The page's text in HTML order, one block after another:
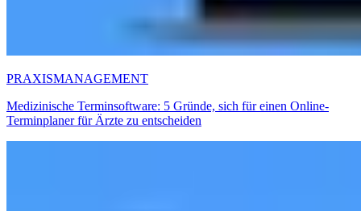
PRAXISMANAGEMENT
Medizinische Terminsoftware: 5 Gründe, sich für einen Online-
Terminplaner für Ärzte zu entscheiden